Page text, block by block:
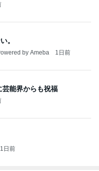
。
by Ameba 1日前
能界からも祝福
日前